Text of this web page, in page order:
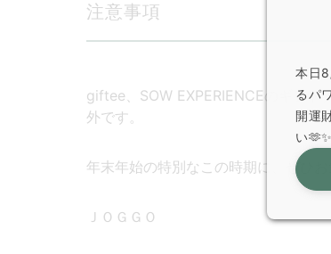
注意事項
giftee、SOW EXPERIENCEのギフト
外です。
年末年始の特別なこの時期に、ぜひ
ＪＯＧＧＯ
本日
るパ
開運
い🫶✨